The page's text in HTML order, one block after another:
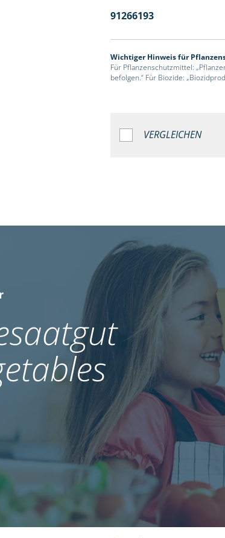
91266193
Wichtiger Hinweis für
Für Pflanzenschutzmittel:
befolgen.“ Für Biozide:
VERGLEICHEN